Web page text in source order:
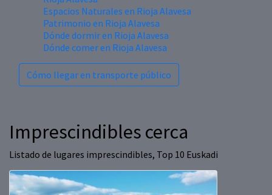
Espacios Naturales en Rioja Alavesa
Patrimonio en Rioja Alavesa
Dónde dormir en Rioja Alavesa
Dónde comer en Rioja Alavesa
Cómo llegar en transporte público
Imprescindibles cerca
Listado de lugares imprescindibles, Top 10 Euskadi